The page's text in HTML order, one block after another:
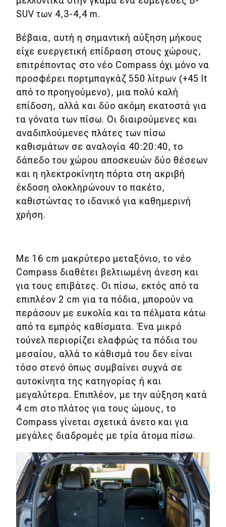
SUV των 4,3-4,4 m.
Βέβαια, αυτή η σημαντική αύξηση μήκους
είχε ευεργετική επίδραση στους χώρους,
επιτρέποντας στο νέο Compass όχι μόνο να
προσφέρει πορτμπαγκάζ 550 λίτρων (+45 lt
από το προηγούμενο), μια πολύ καλή
επίδοση, αλλά και δύο ακόμη εκατοστά για
τα γόνατα των πίσω. Οι διαιρούμενες και
αναδιπλούμενες πλάτες των πίσω
καθισμάτων σε αναλογία 40:20:40, το
δάπεδο του χώρου αποσκευών δύο θέσεων
και η ηλεκτροκίνητη πόρτα στη ακριβή
έκδοση ολοκληρώνουν το πακέτο,
καθιστώντας το ιδανικό για καθημερινή
χρήση.
Με 16 cm μακρύτερο μεταξόνιο, το νέο
Compass διαθέτει βελτιωμένη άνεση και
για τους επιβάτες. Οι πίσω, εκτός από τα
επιπλέον 2 cm για τα πόδια, μπορούν να
περάσουν με ευκολία και τα πέλματα κάτω
από τα εμπρός καθίσματα. Ένα μικρό
τούνελ περιορίζει ελαφρώς τα πόδια του
μεσαίου, αλλά το κάθισμά του δεν είναι
τόσο στενό όπως συμβαίνει συχνά σε
αυτοκίνητα της κατηγορίας ή και
μεγαλύτερα. Επιπλέον, με την αύξηση κατά
4 cm στο πλάτος για τους ώμους, το
Compass γίνεται σχετικά άνετο και για
μεγάλες διαδρομές με τρία άτομα πίσω.